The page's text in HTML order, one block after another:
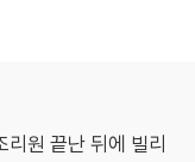
원 끝난 뒤에 빌리